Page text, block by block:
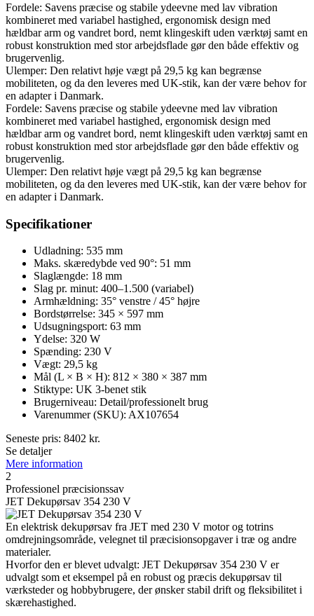
Fordele: Savens præcise og stabile ydeevne med lav vibration
kombineret med variabel hastighed, ergonomisk design med
hældbar arm og vandret bord, nemt klingeskift uden værktøj samt en
robust konstruktion med stor arbejdsflade gør den både effektiv og
brugervenlig.
Ulemper: Den relativt høje vægt på 29,5 kg kan begrænse
mobiliteten, og da den leveres med UK-stik, kan der være behov for
en adapter i Danmark.
Fordele: Savens præcise og stabile ydeevne med lav vibration
kombineret med variabel hastighed, ergonomisk design med
hældbar arm og vandret bord, nemt klingeskift uden værktøj samt en
robust konstruktion med stor arbejdsflade gør den både effektiv og
brugervenlig.
Ulemper: Den relativt høje vægt på 29,5 kg kan begrænse
mobiliteten, og da den leveres med UK-stik, kan der være behov for
en adapter i Danmark.
Specifikationer
Udladning: 535 mm
Maks. skæredybde ved 90°: 51 mm
Slaglængde: 18 mm
Slag pr. minut: 400–1.500 (variabel)
Armhældning: 35° venstre / 45° højre
Bordstørrelse: 345 × 597 mm
Udsugningsport: 63 mm
Ydelse: 320 W
Spænding: 230 V
Vægt: 29,5 kg
Mål (L × B × H): 812 × 380 × 387 mm
Stiktype: UK 3-benet stik
Brugerniveau: Detail/professionelt brug
Varenummer (SKU): AX107654
Seneste pris: 8402 kr.
Se detaljer
Mere information
2
Professionel præcisionssav
JET Dekupørsav 354 230 V
En elektrisk dekupørsav fra JET med 230 V motor og totrins
omdrejningsområde, velegnet til præcisionsopgaver i træ og andre
materialer.
Hvorfor den er blevet udvalgt: JET Dekupørsav 354 230 V er
udvalgt som et eksempel på en robust og præcis dekupørsav til
værksteder og hobbybrugere, der ønsker stabil drift og fleksibilitet i
skærehastighed.